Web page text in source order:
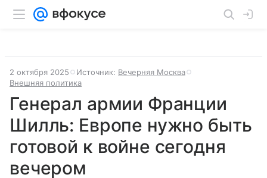
2 октября 2025 Источник: Вечерняя Москва
Внешняя политика
Генерал армии Франции
Шилль: Европе нужно быть
готовой к войне сегодня
вечером